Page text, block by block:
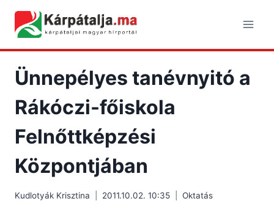
content
Ünnepélyes tanévnyitó a
Rákóczi-főiskola
Felnőttképzési
Központjában
Kudlotyák Krisztina 2011.10.02. 10:35 Oktatás